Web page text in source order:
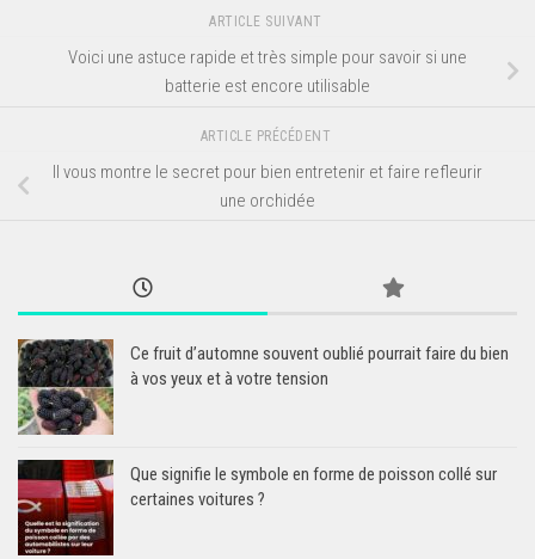
ARTICLE SUIVANT
Voici une astuce rapide et très simple pour savoir si une
batterie est encore utilisable
ARTICLE PRÉCÉDENT
Il vous montre le secret pour bien entretenir et faire refleurir
une orchidée
Ce fruit d’automne souvent oublié pourrait faire du bien
à vos yeux et à votre tension
Que signifie le symbole en forme de poisson collé sur
certaines voitures ?